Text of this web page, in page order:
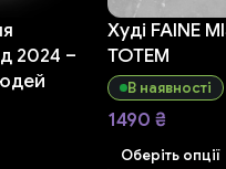
2024 –
Худі FAINE
TOTEM
В наявності
1490₴
Оберіть опції